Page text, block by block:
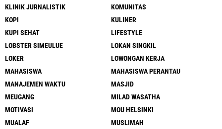
KLINIK JURNALISTIK
KOMUNITAS
KOPI
KULINER
KUPI SEHAT
LIFESTYLE
LOBSTER SIMEULUE
LOKAN SINGKIL
LOKER
LOWONGAN KERJA
MAHASISWA
MAHASISWA PERANTAU
MANAJEMEN WAKTU
MASJID
MEUGANG
MILAD WASATHA
MOTIVASI
MOU HELSINKI
MUALAF
MUSLIMAH